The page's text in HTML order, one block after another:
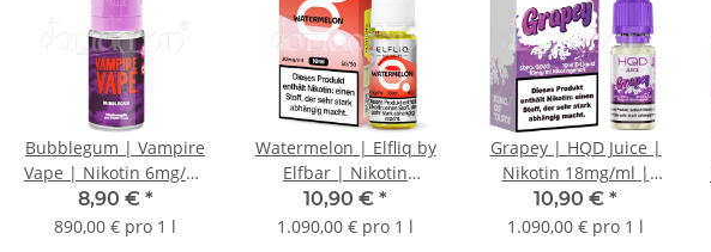
Bubblegum | Vampire
Vape | Nikotin 6mg/ml
| Liquid | 10ml
8,90 € *
890,00 € pro 1 l
Watermelon | Elfliq by
Elfbar | Nikotin
20mg/ml | Liquid |
10ml
10,90 € *
1.090,00 € pro 1 l
Grapey | HQD Juice |
Nikotin 18mg/ml |
Liquid | 10ml
10,90 € *
1.090,00 € pro 1 l